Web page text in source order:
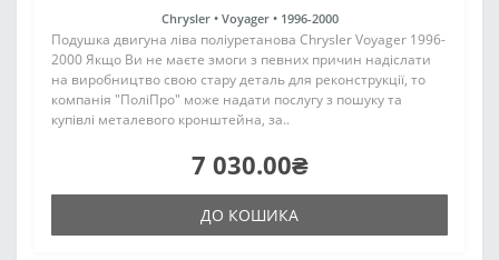
Chrysler • Voyager • 1996-2000
Подушка двигуна ліва поліуретанова Chrysler Voyager 1996-
2000 Якщо Ви не маєте змоги з певних причин надіслати
на виробництво свою стару деталь для реконструкції, то
компанія "ПоліПро" може надати послугу з пошуку та
купівлі металевого кронштейна, за..
7 030.00₴
ДО КОШИКА